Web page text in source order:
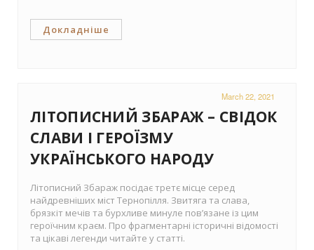
Докладніше
March 22, 2021
ЛІТОПИСНИЙ ЗБАРАЖ – СВІДОК
СЛАВИ І ГЕРОЇЗМУ
УКРАЇНСЬКОГО НАРОДУ
Літописний Збараж посідає третє місце серед
найдревніших міст Тернопілля. Звитяга та слава,
брязкіт мечів та бурхливе минуле пов’язане із цим
героїчним краєм. Про фрагментарні історичні відомості
та цікаві легенди читайте у статті.